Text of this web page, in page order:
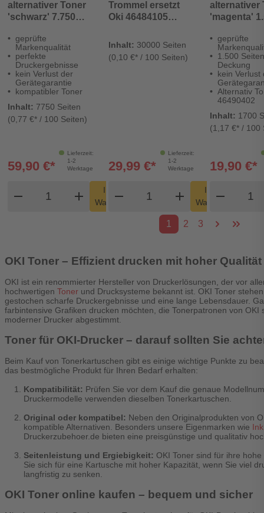
alternativer Toner
'schwarz' 7.750
Revolution
geprüfte
Markenqualität
perfekte
Druckergebnisse
kein Verlust der
Gerätegarantie
kompatibler Toner
Inhalt: 7750 Seiten
(0,77 €* / 100 Seiten)
Lieferzeit:
1-2
Werktage
59,90 €*
remove
Produkt Warenkorb Menge
add
In den
Warenkorb
shopping_cart
Trommel ersetzt
Oki 46484105
Inhalt: 30000 Seiten
(0,10 €* / 100 Seiten)
Lieferzeit:
1-2
Werktage
29,99 €*
remove
Produkt Warenkorb
add
In den
Warenkorb
shopping_cart
alternativer
'magenta'
Revolution
geprüfte
1.500
Deckung
kein Verlust
Alternativ
46490402
Inhalt: 1700
(1,17 €* / 100
19,90 €*
remove
1 2 3
OKI Toner – Effizient drucken mit hoher Qualität
OKI ist ein renommierter Hersteller von Druckerlösungen, der vor
hochwertigen Toner und Drucksysteme bekannt ist. OKI Toner
gestochen scharfe Druckergebnisse und eine lange Lebensdauer.
farbintensive Grafiken drucken möchten, die Tonerpatronen von OKI
moderner Drucker abgestimmt.
Toner für OKI-Drucker – darauf sollten Sie
Beim Kauf von Tonerkartuschen gibt es einige wichtige Punkte zu
das bestmögliche Produkt für Ihren Bedarf erhalten:
Kompatibilität: Prüfen Sie vor dem Kauf die genaue
Druckermodelle verwenden dieselben Tonerkartuschen.
Original oder kompatibel: Neben den Originalprodukten von
kompatible Alternativen. Besonders unsere Eigenmarken wie
Druckerzubehoer.de bieten eine preisgünstige und qualitativ
Seitenleistung und Ergiebigkeit: OKI Toner sind für ihre
Sie sich für eine Kartusche mit hoher Kapazität, wenn Sie viel
langfristig zu senken.
OKI Toner online kaufen – bequem und sicher